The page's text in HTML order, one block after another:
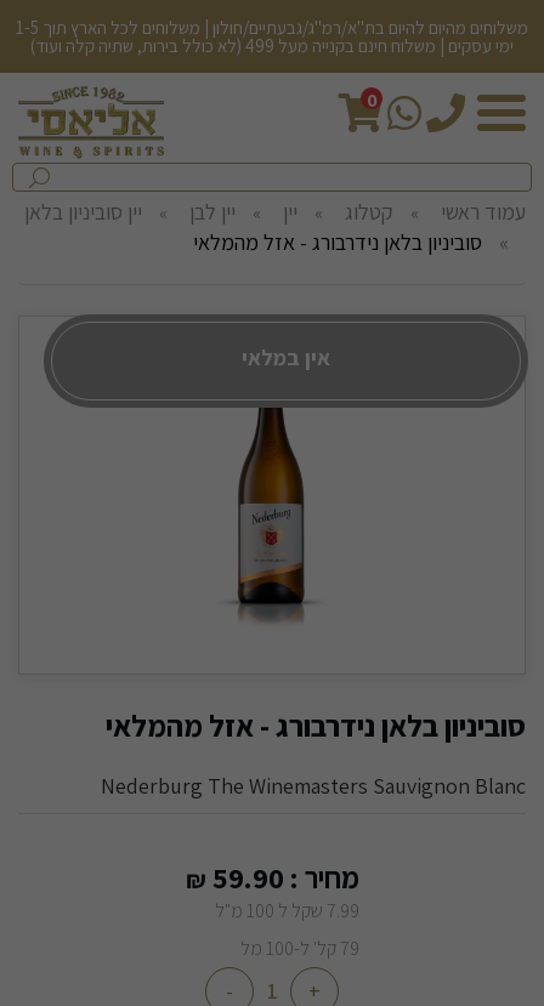
משלוחים מהיום להיום בת"א/רמ"ג/גבעתיים/חולון | משלוחים לכל הארץ תוך 1-5
ימי עסקים | משלוח חינם בקנייה מעל 499 (לא כולל בירות, שתיה קלה ועוד)
0
חיפש
בחנות...
שלח עמוד ראשי קטלוג יין יין לבן
יין סוביניון בלאן
סוביניון בלאן נידרבורג - אזל מהמלאי
אין במלאי
סוביניון בלאן נידרבורג - אזל מהמלאי
Nederburg The Winemasters Sauvignon Blanc
מחיר : 59.90
₪
7.99 שקל ל 100 מ"ל
79 קל' ל-100 מל
+
-